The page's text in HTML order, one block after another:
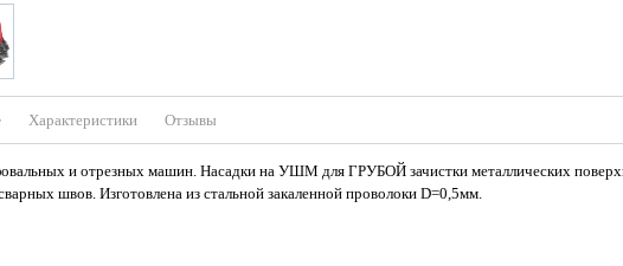
Характеристики Отзывы
и отрезных машин. Насадки на УШМ для ГРУБОЙ зачистки металлических
швов. Изготовлена из стальной закаленной проволоки D=0,5мм.